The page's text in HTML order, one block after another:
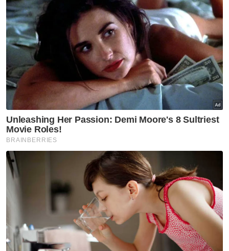
Rafizi berkata, kemelut berhubung
pelantikan jawatan tertinggi badan
kehakiman perlu diberi perhatian segera
kerana situasinya kini dilihat mirip skandal
video VK Lingam pada 2007 yang
membabitkan cubaan mempengaruhi
lantikan Ketua Hakim Negara ketika itu.
Ujar Ahli Parlimen Pandan itu, dari sudut
pandangan umum, ia menguatkan spekulasi
bahawa cabang eksekutif mahu
mempengaruhi pelantikan hakim-hakim yang
dirasakan lebih serasi dengan pandangan
kerajaan.
“Jika tanggungjawab Perdana Menteri di